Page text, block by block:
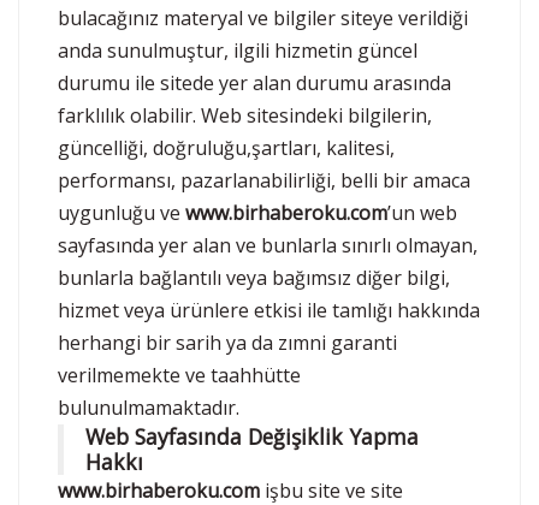
bulacağınız materyal ve bilgiler siteye verildiği
anda sunulmuştur, ilgili hizmetin güncel
durumu ile sitede yer alan durumu arasında
farklılık olabilir. Web sitesindeki bilgilerin,
güncelliği, doğruluğu,şartları, kalitesi,
performansı, pazarlanabilirliği, belli bir amaca
uygunluğu ve www.birhaberoku.com’un web
sayfasında yer alan ve bunlarla sınırlı olmayan,
bunlarla bağlantılı veya bağımsız diğer bilgi,
hizmet veya ürünlere etkisi ile tamlığı hakkında
herhangi bir sarih ya da zımni garanti
verilmemekte ve taahhütte
bulunulmamaktadır.
Web Sayfasında Değişiklik Yapma
Hakkı
www.birhaberoku.com işbu site ve site